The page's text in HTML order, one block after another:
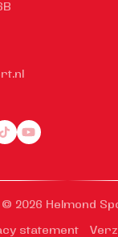
© 2026 Helmond
statement